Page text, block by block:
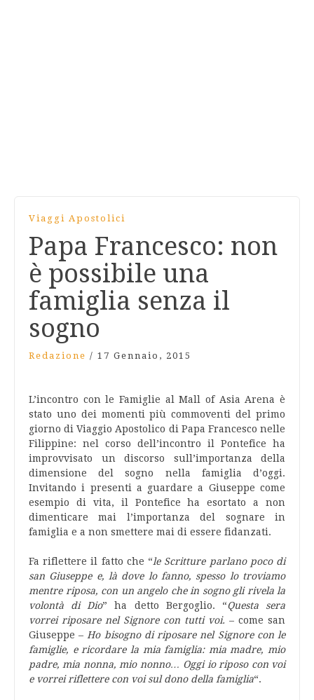
Viaggi Apostolici
Papa Francesco: non
è possibile una
famiglia senza il
sogno
Redazione / 17 Gennaio, 2015
L’incontro con le Famiglie al Mall of Asia Arena è
stato uno dei momenti più commoventi del primo
giorno di Viaggio Apostolico di Papa Francesco nelle
Filippine: nel corso dell’incontro il Pontefice ha
improvvisato un discorso sull’importanza della
dimensione del sogno nella famiglia d’oggi.
Invitando i presenti a guardare a Giuseppe come
esempio di vita, il Pontefice ha esortato a non
dimenticare mai l’importanza del sognare in
famiglia e a non smettere mai di essere fidanzati.
Fa riflettere il fatto che “le Scritture parlano poco di
san Giuseppe e, là dove lo fanno, spesso lo troviamo
mentre riposa, con un angelo che in sogno gli rivela la
volontà di Dio” ha detto Bergoglio. “Questa sera
vorrei riposare nel Signore con tutti voi. – come san
Giuseppe – Ho bisogno di riposare nel Signore con le
famiglie, e ricordare la mia famiglia: mia madre, mio
padre, mia nonna, mio nonno… Oggi io riposo con voi
e vorrei riflettere con voi sul dono della famiglia“.